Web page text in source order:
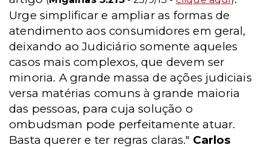
Urge simplificar e ampliar as formas de
atendimento aos consumidores em geral,
deixando ao Judiciário somente aqueles
casos mais complexos, que devem ser
minoria. A grande massa de ações judiciais
versa matérias comuns à grande maioria
das pessoas, para cuja solução o
ombudsman pode perfeitamente atuar.
Basta querer e ter regras claras." Carlos